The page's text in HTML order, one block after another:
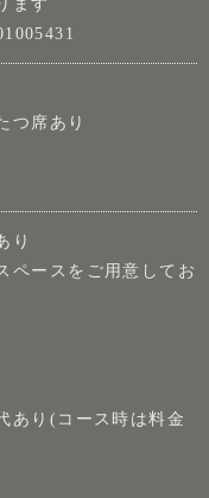
つ席あり
り
ペースをご用意してお
あり(コース時は料金